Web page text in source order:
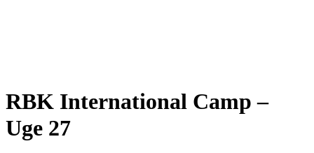
RBK International Camp –
Uge 27